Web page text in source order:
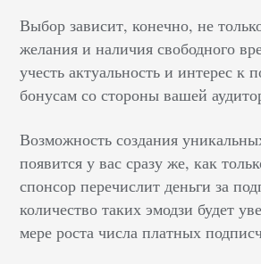
Выбор зависит, конечно, не
желания и наличия свободного
учесть актуальность и интерес к
бонусам со стороны вашей
Возможность создания
появится у вас сразу же, как
спонсор перечислит деньги за
количество таких эмодзи будет
мере роста числа платных